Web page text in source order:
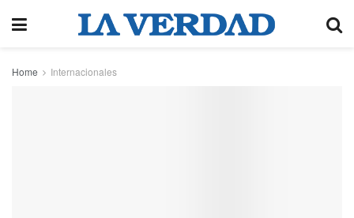
Home Internacionales